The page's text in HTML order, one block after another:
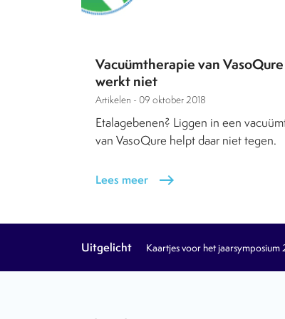
Vacuümtherapie van VasoQure
werkt niet
Artikelen - 09 oktober 2018
Etalagebenen? Liggen in een
van VasoQure helpt daar niet tegen.
Lees meer east
Uitgelicht Kaartjes voor het jaarsymposium